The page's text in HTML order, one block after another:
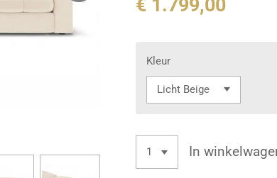
€ 1.799,00
Kleur
In